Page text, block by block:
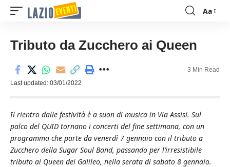
Font
Aa
Tributo da Zucchero ai Queen
Last updated: 03/01/2022
3 Min Read
Il rientro dalle festività è a suon di musica in Via Assisi. Sul
palco del QUID tornano i concerti del fine settimana, con un
programma che parte da venerdì 7 gennaio con il tributo a
Zucchero della Sugar Soul Band, passando per l’irresistibile
tributo ai Queen dei Galileo, nella serata di sabato 8 gennaio.